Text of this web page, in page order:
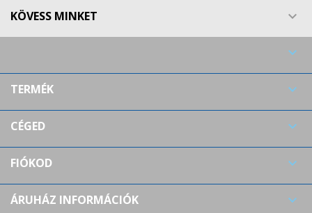
KÖVESS MINKET 

TERMÉK 
CÉGED 
FIÓKOD 
ÁRUHÁZ INFORMÁCIÓK 